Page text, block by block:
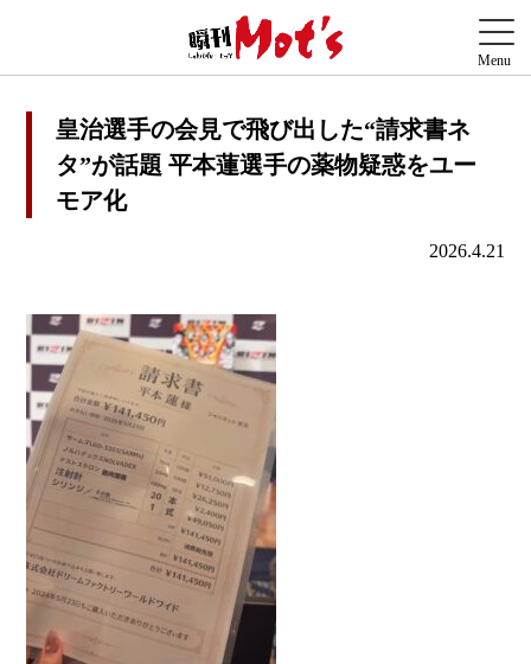
皇治選手の会見で飛び出した“請求書ネ
タ”が話題 平本蓮選手の薬物疑惑をユー
モア化
2026.4.21